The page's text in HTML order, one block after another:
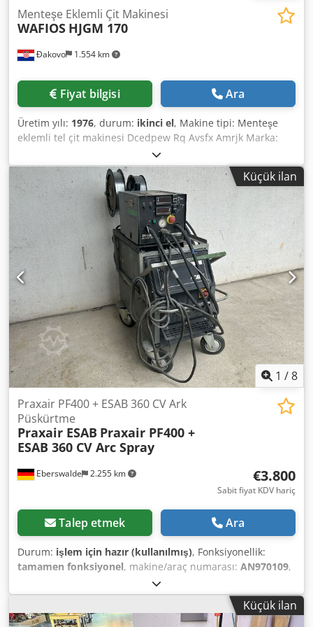
Đakovo 1.554 km
Menteşe Eklemli Çit Makinesi
WAFIOS HJGM 170
Fiyat bilgisi Ara
Üretim yılı: 1976, durum: ikinci el, Makine tipi: Menteşe
eklemli tel çit makinesi Dcedpew Rq Avsfx Amrjk Marka:
WAFIOS Model: HJGM Üretim yılı: 1976 Tel çap aralığı: 2,0-
3,0 mm Çalışma genişliği: 2000 mm Dikey tel aralığı: 150
mm
Küçük ilan
1 /8
Eberswalde 2.255 km
Praxair PF400 + ESAB 360 CV Ark
Püskürtme
Praxair ESAB Praxair PF400 +
ESAB 360 CV Arc Spray
€3.800
Sabit fiyat KDV hariç
Talep etmek Ara
Durum: işlem için hazır (kullanılmış), Fonksiyonellik:
tamamen fonksiyonel, makine/araç numarası: AN970109,
Satışa sunulan profesyonel bir ark püskürtme sistemi (Çift
Tel Ark Püskürtme / Ark Püskürtme), hareketli bir platform
üzerinde yer alan güçlü bir ESAB 360 CV sabit voltajlı güç
Küçük ilan